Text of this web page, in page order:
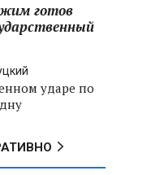
готов
ударе по